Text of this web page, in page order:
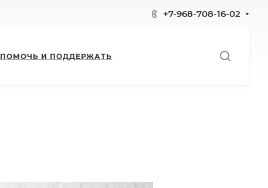
+7-968-708-16-02
ПОМОЧЬ И ПОДДЕРЖАТЬ